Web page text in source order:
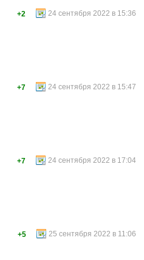
24 сентября 2022 в 15:36
+2
24 сентября 2022 в 15:47
+7
24 сентября 2022 в 17:04
+7
25 сентября 2022 в 11:06
+5